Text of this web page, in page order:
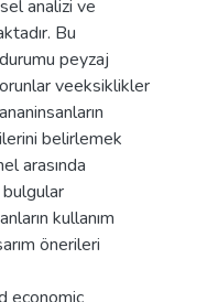
analizi ve
Bu
peyzaj
veeksiklikler
belirlemek
arasında
kullanım
önerileri